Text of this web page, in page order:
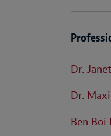
Dr.
Dr.
Ben Boi